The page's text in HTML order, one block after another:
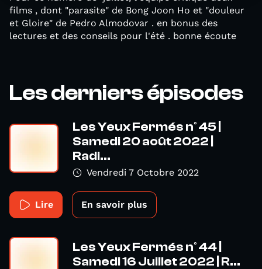
films , dont "parasite" de Bong Joon Ho et "douleur
et Gloire" de Pedro Almodovar . en bonus des
lectures et des conseils pour l'été . bonne écoute
Les derniers épisodes
Les Yeux Fermés n° 45 |
Samedi 20 août 2022 |
Radi...
Vendredi 7 Octobre 2022
Lire En savoir plus
Les Yeux Fermés n° 44 |
Samedi 16 Juillet 2022 | R...